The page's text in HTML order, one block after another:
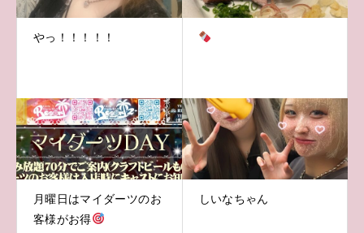
やっ！！！！！
月曜日はマイダーツのお
客様がお得
しいなちゃん